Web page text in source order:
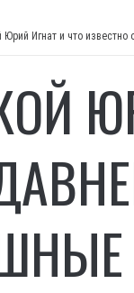
Юрий Игнат и что